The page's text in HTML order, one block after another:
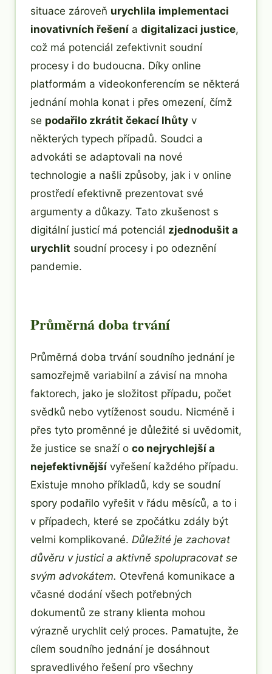
situace zároveň urychlila implementaci
inovativních řešení a digitalizaci justice,
což má potenciál zefektivnit soudní
procesy i do budoucna. Díky online
platformám a videokonferencím se některá
jednání mohla konat i přes omezení, čímž
se podařilo zkrátit čekací lhůty v
některých typech případů. Soudci a
advokáti se adaptovali na nové
technologie a našli způsoby, jak i v online
prostředí efektivně prezentovat své
argumenty a důkazy. Tato zkušenost s
digitální justicí má potenciál zjednodušit a
urychlit soudní procesy i po odeznění
pandemie.
Průměrná doba trvání
Průměrná doba trvání soudního jednání je
samozřejmě variabilní a závisí na mnoha
faktorech, jako je složitost případu, počet
svědků nebo vytíženost soudu. Nicméně i
přes tyto proměnné je důležité si uvědomit,
že justice se snaží o co nejrychlejší a
nejefektivnější vyřešení každého případu.
Existuje mnoho příkladů, kdy se soudní
spory podařilo vyřešit v řádu měsíců, a to i
v případech, které se zpočátku zdály být
velmi komplikované. Důležité je zachovat
důvěru v justici a aktivně spolupracovat se
svým advokátem. Otevřená komunikace a
včasné dodání všech potřebných
dokumentů ze strany klienta mohou
výrazně urychlit celý proces. Pamatujte, že
cílem soudního jednání je dosáhnout
spravedlivého řešení pro všechny